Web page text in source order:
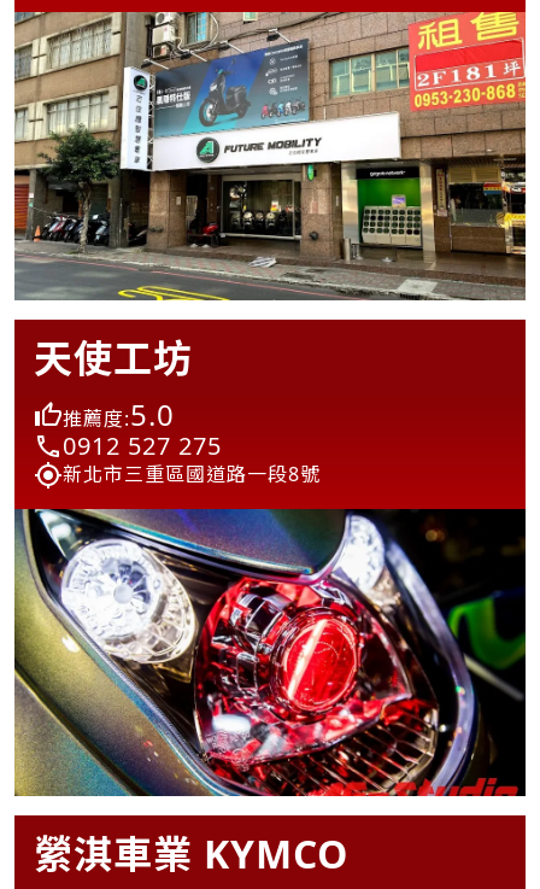
天使工坊
推薦度:5.0
0912 527 275
新北市三重區國道路一段8號
縈淇車業 KYMCO